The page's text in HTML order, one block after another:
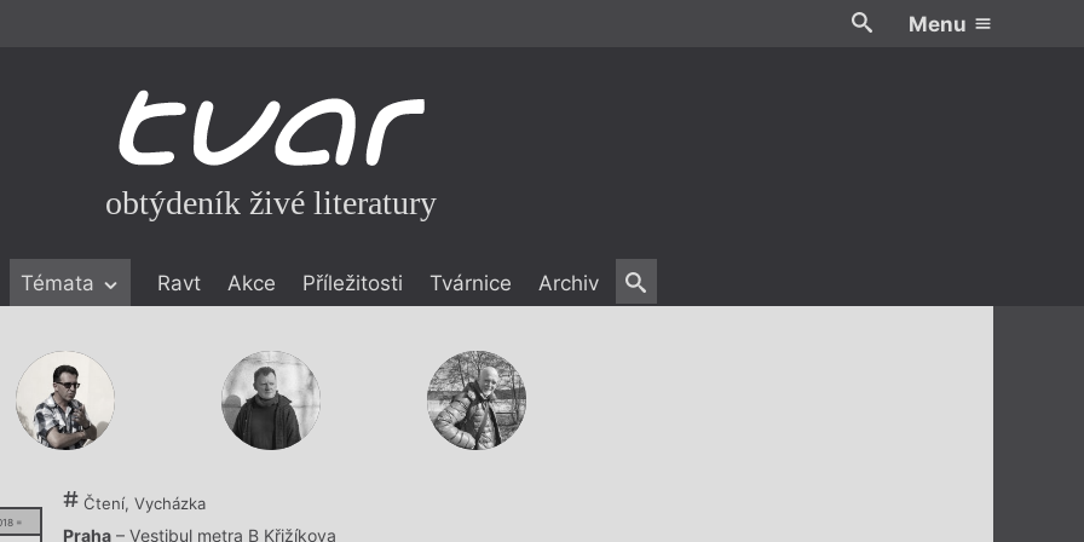
Menu
obtýdeník živé literatury
Témata Ravt Akce Příležitosti Tvárnice Archiv
=
Čtení, Vycházka
Praha – Vestibul metra B Křižíkova